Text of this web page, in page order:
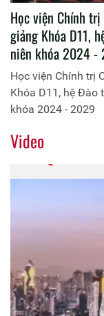
Học viện Chính
giảng Khóa D11,
niên khóa 2024 -
Học viện Chính trị
Khóa D11, hệ Đào
khóa 2024 - 2029
Video